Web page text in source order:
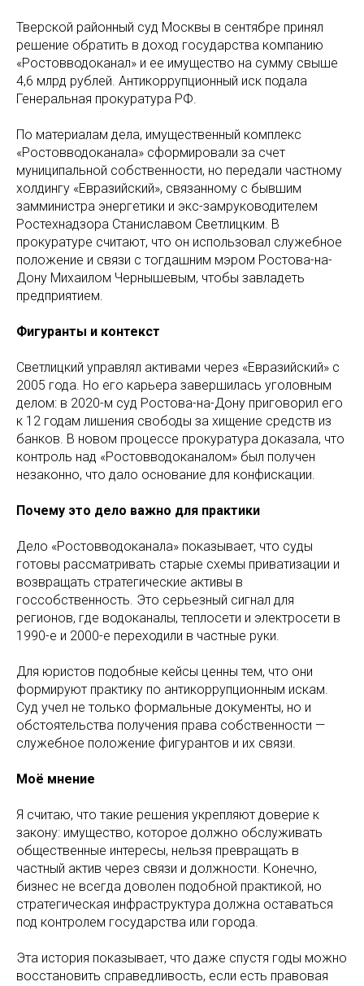
Тверской районный суд Москвы в сентябре принял
решение обратить в доход государства компанию
«Ростовводоканал» и ее имущество на сумму свыше
4,6 млрд рублей. Антикоррупционный иск подала
Генеральная прокуратура РФ.
По материалам дела, имущественный комплекс
«Ростовводоканала» сформировали за счет
муниципальной собственности, но передали частному
холдингу «Евразийский», связанному с бывшим
замминистра энергетики и экс-замруководителем
Ростехнадзора Станиславом Светлицким. В
прокуратуре считают, что он использовал служебное
положение и связи с тогдашним мэром Ростова-на-
Дону Михаилом Чернышевым, чтобы завладеть
предприятием.
Фигуранты и контекст
Светлицкий управлял активами через «Евразийский» с
2005 года. Но его карьера завершилась уголовным
делом: в 2020-м суд Ростова-на-Дону приговорил его
к 12 годам лишения свободы за хищение средств из
банков. В новом процессе прокуратура доказала, что
контроль над «Ростовводоканалом» был получен
незаконно, что дало основание для конфискации.
Почему это дело важно для практики
Дело «Ростовводоканала» показывает, что суды
готовы рассматривать старые схемы приватизации и
возвращать стратегические активы в
госсобственность. Это серьезный сигнал для
регионов, где водоканалы, теплосети и электросети в
1990-е и 2000-е переходили в частные руки.
Для юристов подобные кейсы ценны тем, что они
формируют практику по антикоррупционным искам.
Суд учел не только формальные документы, но и
обстоятельства получения права собственности —
служебное положение фигурантов и их связи.
Моё мнение
Я считаю, что такие решения укрепляют доверие к
закону: имущество, которое должно обслуживать
общественные интересы, нельзя превращать в
частный актив через связи и должности. Конечно,
бизнес не всегда доволен подобной практикой, но
стратегическая инфраструктура должна оставаться
под контролем государства или города.
Эта история показывает, что даже спустя годы можно
восстановить справедливость, если есть правовая